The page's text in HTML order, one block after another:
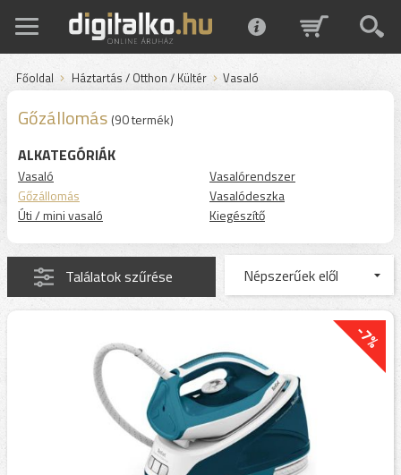
Főoldal Háztartás / Otthon / Kültér Vasaló
Gőzállomás (90 termék)
ALKATEGÓRIÁK
Vasaló
Gőzállomás
Úti / mini vasaló
Vasalórendszer
Vasalódeszka
Kiegészítő
Találatok szűrése
-7%